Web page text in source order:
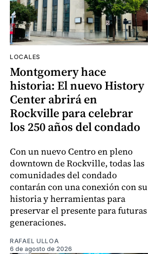
LOCALES
Montgomery hace
historia: El nuevo History
Center abrirá en
Rockville para celebrar
los 250 años del condado
Con un nuevo Centro en pleno
downtown de Rockville, todas las
comunidades del condado
contarán con una conexión con su
historia y herramientas para
preservar el presente para futuras
generaciones.
RAFAEL ULLOA
6 de agosto de 2026